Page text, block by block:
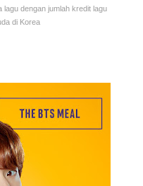
lagu dengan jumlah kredit lagu
di Korea